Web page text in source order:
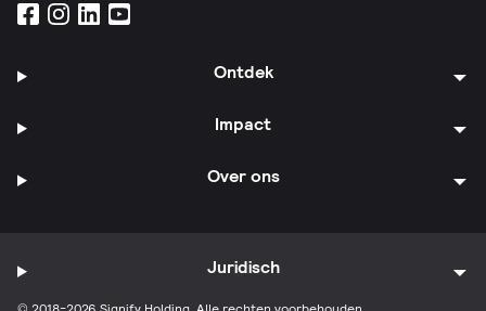
Ontdek
Impact
Over ons
Juridisch